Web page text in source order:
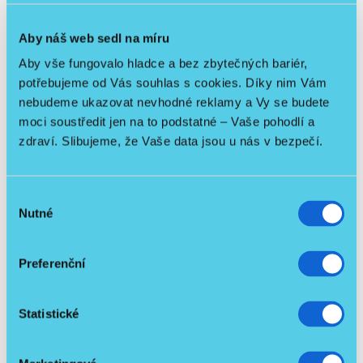
Aby náš web sedl na míru
Aby vše fungovalo hladce a bez zbytečných bariér,
potřebujeme od Vás souhlas s cookies. Díky nim Vám
nebudeme ukazovat nevhodné reklamy a Vy se budete
moci soustředit jen na to podstatné – Vaše pohodlí a
zdraví. Slibujeme, že Vaše data jsou u nás v bezpečí.
souhlasu
Nutné
Preferenční
Statistické
Rozměry vozíku: 82 × 54 × 88 cm (d × š × v) / Rozměr
sedáku: 41 × 42 cm / Výška sedáku: 44 cm / Přední kola:
6”, zadní kola: 8” (plná) / Max. rychlost: 6 km/h / Max.
dojezd: 18 km / Max. nosnost: 115 kg / Akumulátor: Li-
ion 24 V / 12 Ah / Výkon motoru: 2 × 150 W / Poloměr
otáčení: 0,90 m / Krytí motoru: IP54 / Hmotnost vozíku:
14,7 kg / Hmotnost baterie: 2,3 kg
výrobek ve složeném a rozloženém stavu – cena je za 1